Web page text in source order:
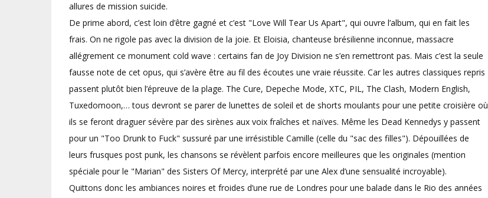
allures de mission suicide.
De prime abord, c’est loin d’être gagné et c’est "Love Will Tear Us Apart", qui ouvre l’album, qui en fait les
frais. On ne rigole pas avec la division de la joie. Et Eloisia, chanteuse brésilienne inconnue, massacre
allégrement ce monument cold wave : certains fan de Joy Division ne s’en remettront pas. Mais c’est la seule
fausse note de cet opus, qui s’avère être au fil des écoutes une vraie réussite. Car les autres classiques repris
passent plutôt bien l’épreuve de la plage. The Cure, Depeche Mode, XTC, PIL, The Clash, Modern English,
Tuxedomoon,… tous devront se parer de lunettes de soleil et de shorts moulants pour une petite croisière où
ils se feront draguer sévère par des sirènes aux voix fraîches et naïves. Même les Dead Kennedys y passent
pour un "Too Drunk to Fuck" sussuré par une irrésistible Camille (celle du "sac des filles"). Dépouillées de
leurs frusques post punk, les chansons se révèlent parfois encore meilleures que les originales (mention
spéciale pour le "Marian" des Sisters Of Mercy, interprété par une Alex d’une sensualité incroyable).
Quittons donc les ambiances noires et froides d’une rue de Londres pour une balade dans le Rio des années